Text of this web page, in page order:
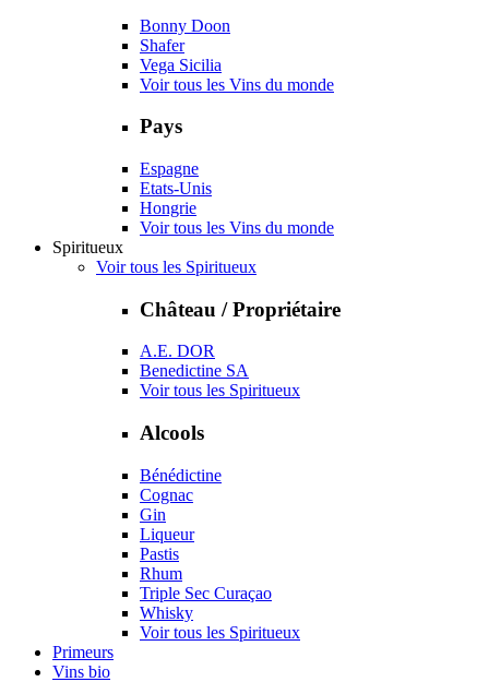
Bonny Doon
Shafer
Vega Sicilia
Voir tous les Vins du monde
Pays
Espagne
Etats-Unis
Hongrie
Voir tous les Vins du monde
Spiritueux
Voir tous les Spiritueux
Château / Propriétaire
A.E. DOR
Benedictine SA
Voir tous les Spiritueux
Alcools
Bénédictine
Cognac
Gin
Liqueur
Pastis
Rhum
Triple Sec Curaçao
Whisky
Voir tous les Spiritueux
Primeurs
Vins bio